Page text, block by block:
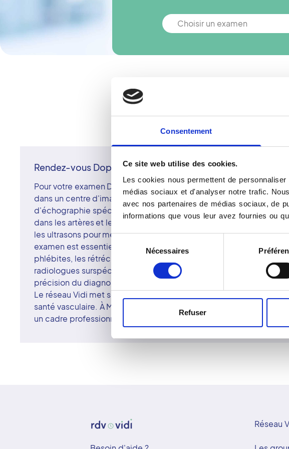
Consentement
Ce site web utilise des cookies.
Les cookies nous permettent de
médias sociaux et d'analyser notre trafic.
avec nos partenaires de médias sociaux, de
informations que vous leur avez fournies ou
Sélection
du
consentement
Nécessaires
Refuser
Choisir un examen
Rendez-vous Doppler à Montoir De Bretagne
Pour votre examen Doppler à Montoir-de-Bretagne, prenez rendez-
dans un centre d'imagerie du réseau Vidi. Le Doppler est une
d'échographie spécialisée qui permet d'analyser la circulation
dans les artères et les veines. Non invasif et sans rayonnement, il
les ultrasons pour mesurer la vitesse et la direction du flux
examen est essentiel pour détecter des troubles vasculaires tels
phlébites, les rétrécissements artériels ou les insuffisances
radiologues surspécialisés du centre de Montoir-de-Bretagne
précision du diagnostic grâce à des équipements de dernière
Le réseau Vidi met son expertise et sa rigueur scientifique au
santé vasculaire. À Montoir-de-Bretagne, chaque Doppler est
un cadre professionnel, attentif et rassurant.
Réseau